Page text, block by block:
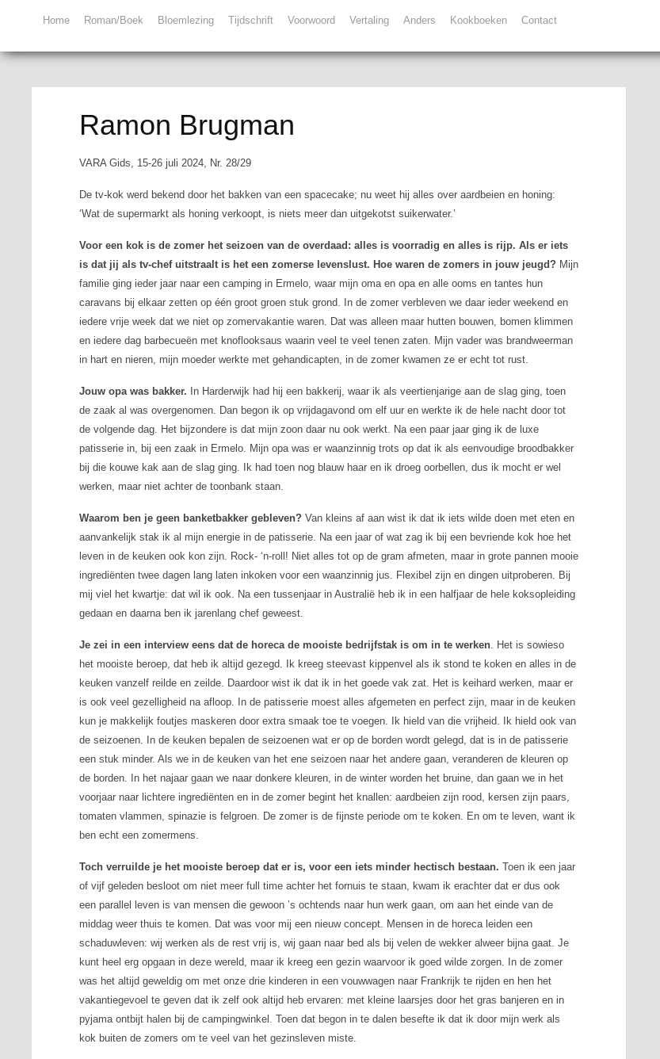
Home Roman/Boek Bloemlezing Tijdschrift Voorwoord Vertaling Anders Kookboeken Contact
Ramon Brugman
VARA Gids, 15-26 juli 2024, Nr. 28/29
De tv-kok werd bekend door het bakken van een spacecake; nu weet hij alles over aardbeien en honing:
‘Wat de supermarkt als honing verkoopt, is niets meer dan uitgekotst suikerwater.’
Voor een kok is de zomer het seizoen van de overdaad: alles is voorradig en alles is rijp. Als er iets
is dat jij als tv-chef uitstraalt is het een zomerse levenslust. Hoe waren de zomers in jouw jeugd? Mijn
familie ging ieder jaar naar een camping in Ermelo, waar mijn oma en opa en alle ooms en tantes hun
caravans bij elkaar zetten op één groot groen stuk grond. In de zomer verbleven we daar ieder weekend en
iedere vrije week dat we niet op zomervakantie waren. Dat was alleen maar hutten bouwen, bomen klimmen
en iedere dag barbecueën met knoflooksaus waarin veel te veel tenen zaten. Mijn vader was brandweerman
in hart en nieren, mijn moeder werkte met gehandicapten, in de zomer kwamen ze er echt tot rust.
Jouw opa was bakker. In Harderwijk had hij een bakkerij, waar ik als veertienjarige aan de slag ging, toen
de zaak al was overgenomen. Dan begon ik op vrijdagavond om elf uur en werkte ik de hele nacht door tot
de volgende dag. Het bijzondere is dat mijn zoon daar nu ook werkt. Na een paar jaar ging ik de luxe
patisserie in, bij een zaak in Ermelo. Mijn opa was er waanzinnig trots op dat ik als eenvoudige broodbakker
bij die kouwe kak aan de slag ging. Ik had toen nog blauw haar en ik droeg oorbellen, dus ik mocht er wel
werken, maar niet achter de toonbank staan.
Waarom ben je geen banketbakker gebleven? Van kleins af aan wist ik dat ik iets wilde doen met eten en
aanvankelijk stak ik al mijn energie in de patisserie. Na een jaar of wat zag ik bij een bevriende kok hoe het
leven in de keuken ook kon zijn. Rock- ‘n-roll! Niet alles tot op de gram afmeten, maar in grote pannen mooie
ingrediënten twee dagen lang laten inkoken voor een waanzinnig jus. Flexibel zijn en dingen uitproberen. Bij
mij viel het kwartje: dat wil ik ook. Na een tussenjaar in Australië heb ik in een halfjaar de hele koksopleiding
gedaan en daarna ben ik jarenlang chef geweest.
Je zei in een interview eens dat de horeca de mooiste bedrijfstak is om in te werken. Het is sowieso
het mooiste beroep, dat heb ik altijd gezegd. Ik kreeg steevast kippenvel als ik stond te koken en alles in de
keuken vanzelf reilde en zeilde. Daardoor wist ik dat ik in het goede vak zat. Het is keihard werken, maar er
is ook veel gezelligheid na afloop. In de patisserie moest alles afgemeten en perfect zijn, maar in de keuken
kun je makkelijk foutjes maskeren door extra smaak toe te voegen. Ik hield van die vrijheid. Ik hield ook van
de seizoenen. In de keuken bepalen de seizoenen wat er op de borden wordt gelegd, dat is in de patisserie
een stuk minder. Als we in de keuken van het ene seizoen naar het andere gaan, veranderen de kleuren op
de borden. In het najaar gaan we naar donkere kleuren, in de winter worden het bruine, dan gaan we in het
voorjaar naar lichtere ingrediënten en in de zomer begint het knallen: aardbeien zijn rood, kersen zijn paars,
tomaten vlammen, spinazie is felgroen. De zomer is de fijnste periode om te koken. En om te leven, want ik
ben echt een zomermens.
Toch verruilde je het mooiste beroep dat er is, voor een iets minder hectisch bestaan. Toen ik een jaar
of vijf geleden besloot om niet meer full time achter het fornuis te staan, kwam ik erachter dat er dus ook
een parallel leven is van mensen die gewoon ’s ochtends naar hun werk gaan, om aan het einde van de
middag weer thuis te komen. Dat was voor mij een nieuw concept. Mensen in de horeca leiden een
schaduwleven: wij werken als de rest vrij is, wij gaan naar bed als bij velen de wekker alweer bijna gaat. Je
kunt heel erg opgaan in deze wereld, maar ik kreeg een gezin waarvoor ik goed wilde zorgen. In de zomer
was het altijd geweldig om met onze drie kinderen in een vouwwagen naar Frankrijk te rijden en hen het
vakantiegevoel te geven dat ik zelf ook altijd heb ervaren: met kleine laarsjes door het gras banjeren en in
pyjama ontbijt halen bij de campingwinkel. Toen dat begon in te dalen besefte ik dat ik door mijn werk als
kok buiten de zomers om te veel van het gezinsleven miste.